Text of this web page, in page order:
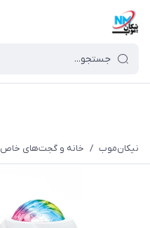
نیکان‌موب / خانه و گجت‌های خاص